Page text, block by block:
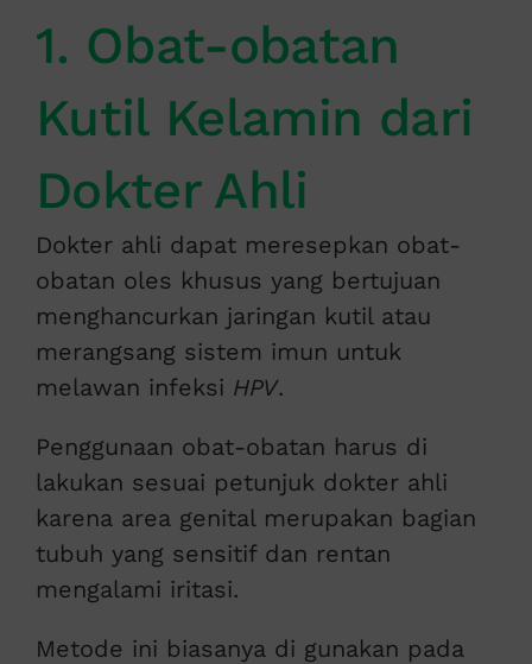
1. Obat-obatan
Kutil Kelamin dari
Dokter Ahli
Dokter ahli dapat meresepkan obat-
obatan oles khusus yang bertujuan
menghancurkan jaringan kutil atau
merangsang sistem imun untuk
melawan infeksi HPV.
Penggunaan obat-obatan harus di
lakukan sesuai petunjuk dokter ahli
karena area genital merupakan bagian
tubuh yang sensitif dan rentan
mengalami iritasi.
Metode ini biasanya di gunakan pada